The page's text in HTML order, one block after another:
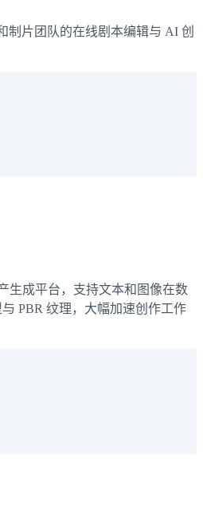
制片团队的在线剧本编辑与 AI 创
生成平台，支持文本和图像在数
PBR 纹理，大幅加速创作工作